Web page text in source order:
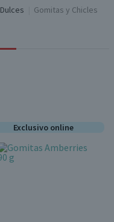
Dulces Gomitas y Chicles
Exclusivo online